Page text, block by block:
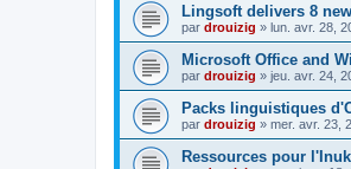
Lingsoft delivers 8
par drouizig » lun. avr. 28,
Microsoft Office and
par drouizig » jeu. avr. 24,
Packs linguistiques
par drouizig » mer. avr. 23,
Ressources pour